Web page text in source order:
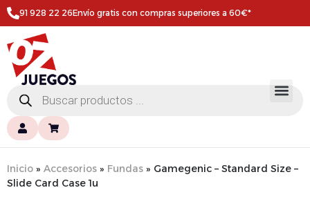
91 928 22 26Envío gratis con compras superiores a 60€*
Inicio » Accesorios » Fundas » Gamegenic – Standard Size –
Slide Card Case 1u